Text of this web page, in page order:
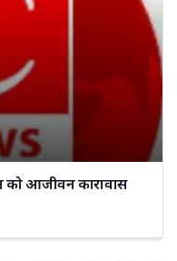
को आजीवन कारावास